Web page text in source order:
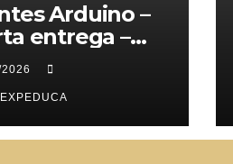
Arduino –
entrega –